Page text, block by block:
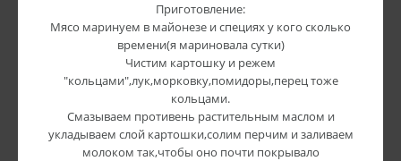
Приготовление:
Мясо маринуем в майонезе и специях у кого сколько
времени(я мариновала сутки)
Чистим картошку и режем
"кольцами",лук,морковку,помидоры,перец тоже
кольцами.
Смазываем противень растительным маслом и
укладываем слой картошки,солим перчим и заливаем
молоком так,чтобы оно почти покрывало